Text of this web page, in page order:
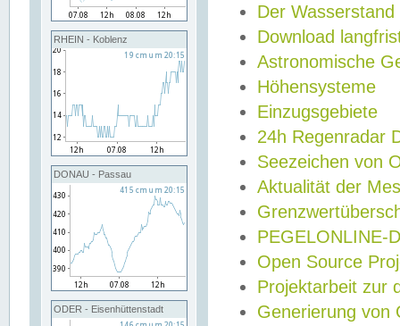
RHEIN - Koblenz
DONAU - Passau
ODER - Eisenhüttenstadt
Der Wasserstand
Download
Astronomische
Höhensysteme
Einzugsgebiete
24h Regenradar
Seezeichen von
Aktualität der
PEGELONLINE-
Open Source
Projektarbeit zur
Generierung von